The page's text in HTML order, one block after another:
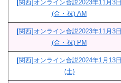
[関西]オンライン合説2023年11月3日
(金・祝) AM
[関西]オンライン合説2023年11月3日
(金・祝) PM
[関西]オンライン合説2024年1月13日
(土)